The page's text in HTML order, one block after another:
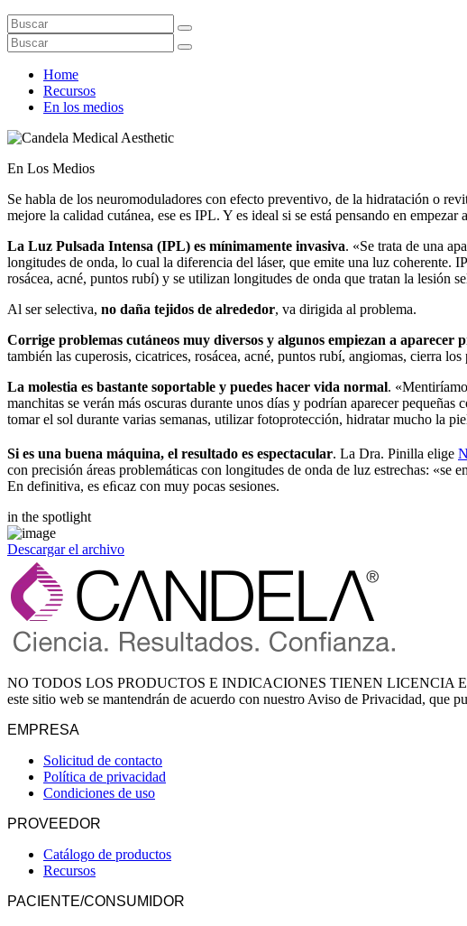
Home
Recursos
En los medios
En Los Medios
Se habla de los neuromoduladores con efecto preventivo, de la hidratación o
mejore la calidad cutánea, ese es IPL. Y es ideal si se está pensando en
La Luz Pulsada Intensa (IPL) es mínimamente invasiva. «Se trata de una
longitudes de onda, lo cual la diferencia del láser, que emite una luz coherente.
rosácea, acné, puntos rubí) y se utilizan longitudes de onda que tratan la lesión
Al ser selectiva, no daña tejidos de alrededor, va dirigida al problema.
Corrige problemas cutáneos muy diversos y algunos empiezan a aparecer
también las cuperosis, cicatrices, rosácea, acné, puntos rubí, angiomas, cierra
La molestia es bastante soportable y puedes hacer vida normal.
manchitas se verán más oscuras durante unos días y podrían aparecer
tomar el sol durante varias semanas, utilizar fotoprotección, hidratar mucho la
Si es una buena máquina, el resultado es espectacular. La Dra. Pinilla elige
con precisión áreas problemáticas con longitudes de onda de luz estrechas: «se
En definitiva, es eﬁcaz con muy pocas sesiones.
in the spotlight
Descargar el archivo
NO TODOS LOS PRODUCTOS E INDICACIONES TIENEN LICENCIA
este sitio web se mantendrán de acuerdo con nuestro Aviso de Privacidad, que
EMPRESA
Solicitud de contacto
Política de privacidad
Condiciones de uso
PROVEEDOR
Catálogo de productos
Recursos
PACIENTE/CONSUMIDOR